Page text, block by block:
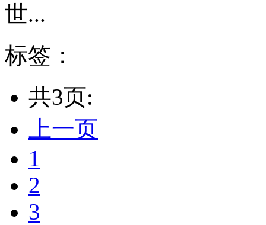
世...
标签：
共3页:
上一页
1
2
3